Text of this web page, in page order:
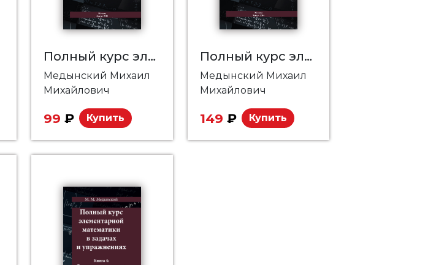
Полный курс элементарной математики в задачах и упражнениях. Книга 2: Числовые последовательности и прогрессии
Медынский Михаил
Михайлович
99 ₽ Купить
Полный курс элементарной математики в задачах и упражнениях. Книга 3: Тождественные преобразования выражений
Медынский Михаил
Михайлович
149 ₽ Купить